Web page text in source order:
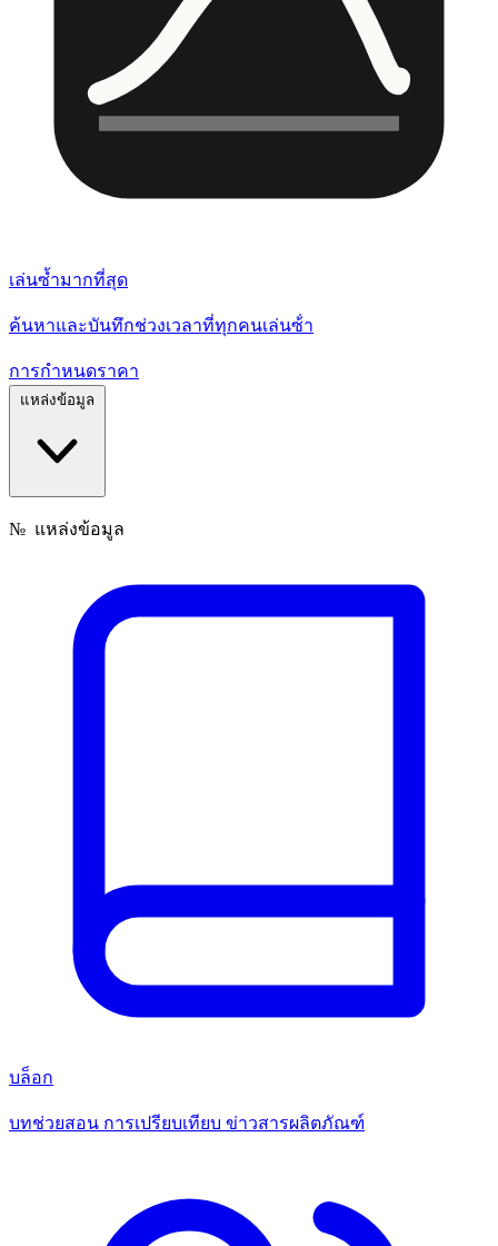
เล่นซ้ำมากที่สุด
ค้นหาและบันทึกช่วงเวลาที่ทุกคนเล่นซ้ํา
การกำหนดราคา
แหล่งข้อมูล
№ แหล่งข้อมูล
บล็อก
บทช่วยสอน การเปรียบเทียบ ข่าวสารผลิตภัณฑ์